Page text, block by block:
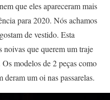
que eles apareceram mais
para 2020. Nós achamos
de vestido. Esta
noivas que querem um traje
modelos de 2 peças como
deram um oi nas passarelas.